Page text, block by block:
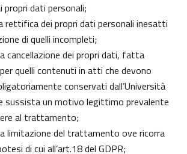
propri dati personali;
rettifica dei propri dati personali inesatti
di quelli incompleti;
cancellazione dei propri dati, fatta
quelli contenuti in atti che devono
conservati dall’Università
sussista un motivo legittimo prevalente
al trattamento;
limitazione del trattamento ove ricorra
di cui all’art.18 del GDPR;